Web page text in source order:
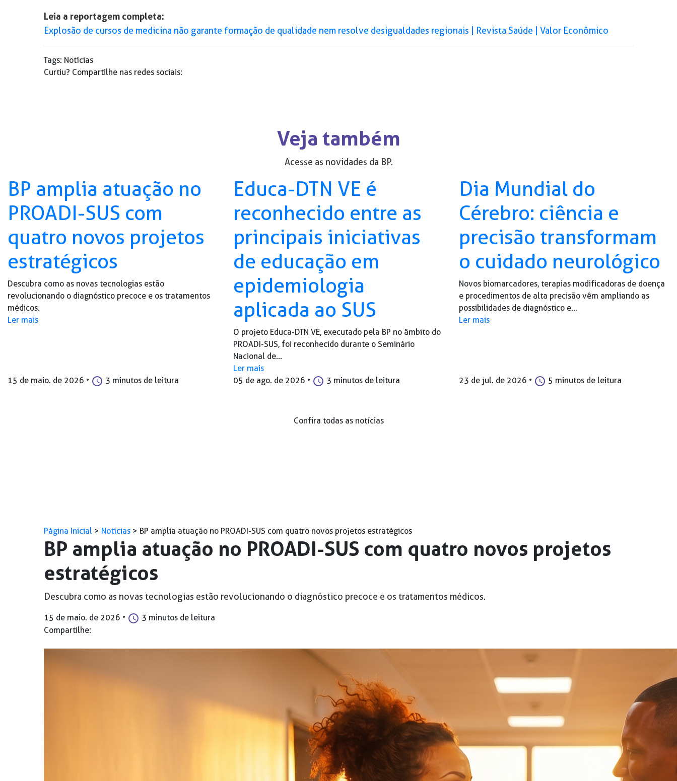
Leia a reportagem completa:
Explosão de cursos de medicina não garante formação de qualidade nem resolve desigualdades regionais | Revista Saúde | Valor Econômico
Tags: Notícias
Curtiu? Compartilhe nas redes sociais:
Veja também
Acesse as novidades da BP.
BP amplia atuação no
PROADI-SUS com
quatro novos projetos
estratégicos
Descubra como as novas tecnologias estão
revolucionando o diagnóstico precoce e os tratamentos
médicos.
Ler mais
15 de maio. de 2026 • 3 minutos de leitura
Educa-DTN VE é
reconhecido entre as
principais iniciativas
de educação em
epidemiologia
aplicada ao SUS
O projeto Educa-DTN VE, executado pela BP no âmbito do
PROADI-SUS, foi reconhecido durante o Seminário
Nacional de...
Ler mais
05 de ago. de 2026 • 3 minutos de leitura
Dia Mundial do
Cérebro: ciência e
precisão transformam
o cuidado neurológico
Novos biomarcadores, terapias modificadoras de doença
e procedimentos de alta precisão vêm ampliando as
possibilidades de diagnóstico e...
Ler mais
23 de jul. de 2026 • 5 minutos de leitura
Confira todas as notícias
Página Inicial > Notícias > BP amplia atuação no PROADI-SUS com quatro novos projetos estratégicos
BP amplia atuação no PROADI-SUS com quatro novos projetos
estratégicos
Descubra como as novas tecnologias estão revolucionando o diagnóstico precoce e os tratamentos médicos.
15 de maio. de 2026 •
3 minutos de leitura
Compartilhe: